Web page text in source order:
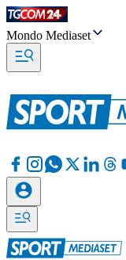
Mondo Mediaset